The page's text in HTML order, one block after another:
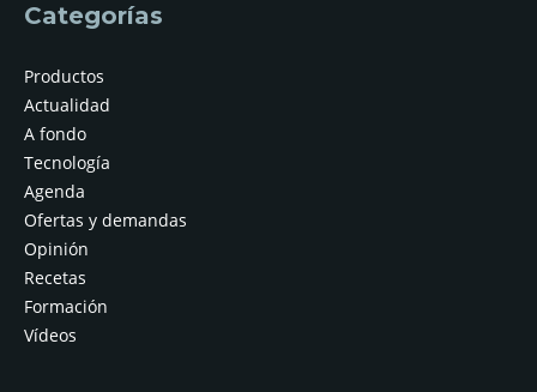
Categorías
Productos
Actualidad
A fondo
Tecnología
Agenda
Ofertas y demandas
Opinión
Recetas
Formación
Vídeos